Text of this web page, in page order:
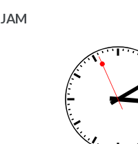
JAM